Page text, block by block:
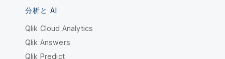
分析と AI
Qlik Cloud Analytics
Qlik Answers
Qlik Predict